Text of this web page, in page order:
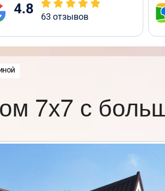
4.8 63 отзывов
7х7 с